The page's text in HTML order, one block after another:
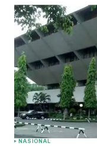
NASIONAL